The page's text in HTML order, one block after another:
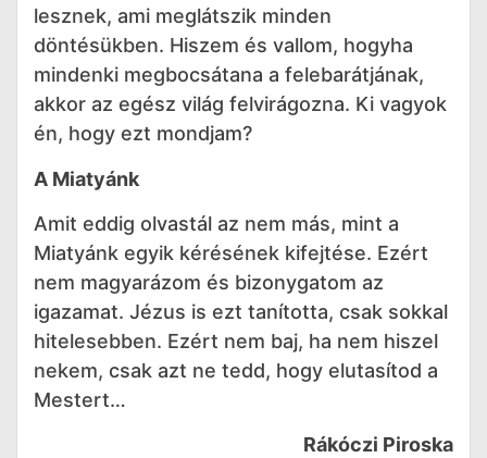
lesznek, ami meglátszik minden
döntésükben. Hiszem és vallom, hogyha
mindenki megbocsátana a felebarátjának,
akkor az egész világ felvirágozna. Ki vagyok
én, hogy ezt mondjam?
A Miatyánk
Amit eddig olvastál az nem más, mint a
Miatyánk egyik kérésének kifejtése. Ezért
nem magyarázom és bizonygatom az
igazamat. Jézus is ezt tanította, csak sokkal
hitelesebben. Ezért nem baj, ha nem hiszel
nekem, csak azt ne tedd, hogy elutasítod a
Mestert…
Rákóczi Piroska